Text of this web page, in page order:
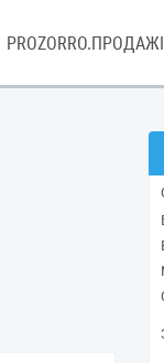
PROZORRO.ПРОДАЖІ